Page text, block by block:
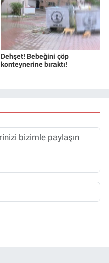
Dehşet! Bebeğini çöp
konteynerine bıraktı!